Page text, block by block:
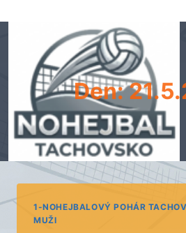
Den:
1-NOHEJBALOVÝ POHÁR
MUŽI